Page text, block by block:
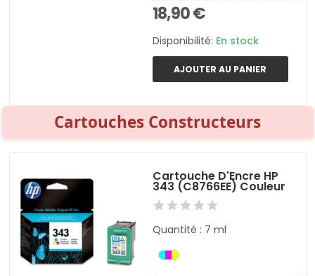
18,90 €
Disponibilité: En stock
AJOUTER AU PANIER
Cartouches Constructeurs
Cartouche D'Encre HP
343 (C8766EE) Couleur
Quantité : 7 ml